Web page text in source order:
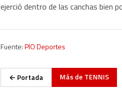
ejerció dentro de las canchas bien
Fuente:PIO Deportes
← Portada Más de TENNIS